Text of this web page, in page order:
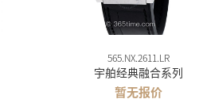
565.NX.2611.LR
宇舶经典融合系列
暂无报价